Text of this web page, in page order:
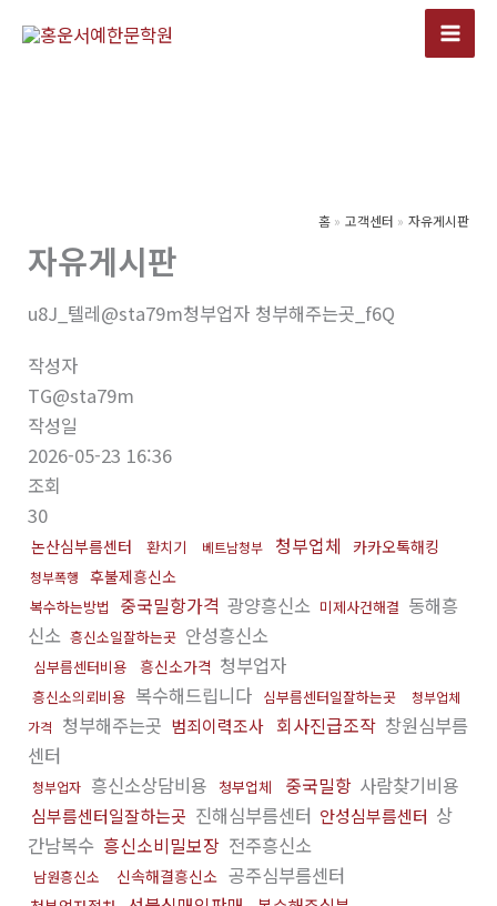
홈 고객센터 자유게시판
자유게시판
u8J_텔레@sta79m청부업자 청부해주는곳_f6Q
작성자
TG@sta79m
작성일
2026-05-23 16:36
조회
30
논산심부름센터 환치기 베트남청부 청부업체 카카오톡해킹
청부폭행 후불제흥신소
복수하는방법 중국밀항가격 광양흥신소 미제사건해결 동해흥
신소 흥신소일잘하는곳 안성흥신소
심부름센터비용 흥신소가격 청부업자
흥신소의뢰비용 복수해드립니다 심부름센터일잘하는곳
청부업체
가격
청부해주는곳 범죄이력조사 회사진급조작 창원심부름
센터
청부업자 흥신소상담비용 청부업체 중국밀항 사람찾기비용
심부름센터일잘하는곳 진해심부름센터 안성심부름센터 상
간남복수 흥신소비밀보장 전주흥신소
남원흥신소 신속해결흥신소 공주심부름센터